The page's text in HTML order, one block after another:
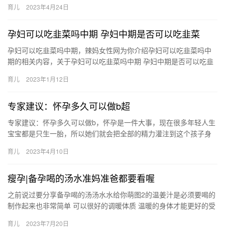
再…
育儿 2023年4月24日
孕妇可以吃韭菜吗中期 孕妇中期是否可以吃韭菜
孕妇可以吃韭菜吗中期，辣妈女性网为你介绍孕妇可以吃韭菜吗中
期的相关内容，关于孕妇可以吃韭菜吗中期 孕妇中期是否可以吃韭
孕…
育儿 2023年1月12日
专家建议：怀孕多久可以做b超
专家建议：怀孕多久可以做b，怀孕是一件大事，现在很多年轻人生
宝宝都是只生一胎，所以她们就会把全部的精力灌注到这个孩子身
…
育儿 2023年4月10日
瘦孕|备孕喝的汤水准妈准爸都要看喔
之前说过要分享备孕喝的汤汤水水给你萌图2的温姜汁是必须要喝的
制作起来也非常简单 可以很好的调暖体质 温暖的身体才能更好的受
育儿 2023年7月20日